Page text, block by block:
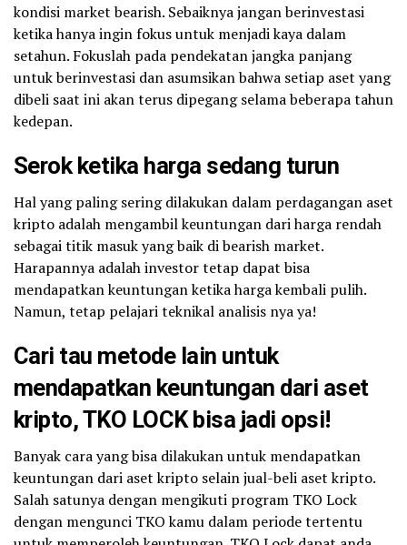
kondisi market bearish. Sebaiknya jangan berinvestasi
ketika hanya ingin fokus untuk menjadi kaya dalam
setahun. Fokuslah pada pendekatan jangka panjang
untuk berinvestasi dan asumsikan bahwa setiap aset yang
dibeli saat ini akan terus dipegang selama beberapa tahun
kedepan.
Serok ketika harga sedang turun
Hal yang paling sering dilakukan dalam perdagangan aset
kripto adalah mengambil keuntungan dari harga rendah
sebagai titik masuk yang baik di bearish market.
Harapannya adalah investor tetap dapat bisa
mendapatkan keuntungan ketika harga kembali pulih.
Namun, tetap pelajari teknikal analisis nya ya!
Cari tau metode lain untuk
mendapatkan keuntungan dari aset
kripto, TKO LOCK bisa jadi opsi!
Banyak cara yang bisa dilakukan untuk mendapatkan
keuntungan dari aset kripto selain jual-beli aset kripto.
Salah satunya dengan mengikuti program TKO Lock
dengan mengunci TKO kamu dalam periode tertentu